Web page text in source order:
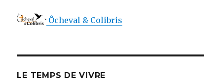
Ôcheval & Colibris
LE TEMPS DE VIVRE